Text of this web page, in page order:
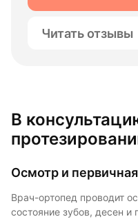
Читать отзывы
В
Осмотр и
Врач-ортопед проводит
состояние зубов, десен